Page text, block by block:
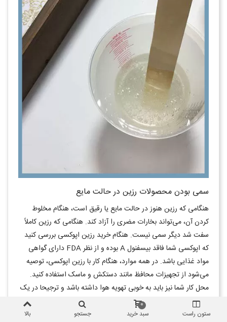
سمی بودن محصولات رزین در حالت مایع
هنگامی که رزین هنوز در حالت مایع یا رقیق است، هنگام مخلوط
کردن آن، می‌تواند بخارات مضری را آزاد کند. هنگامی که رزین کاملاً
سفت شد دیگر سمی نیست. هنگام خرید رزین اپوکسی بررسی کنید
که اپوکسی شما فاقد بیسفنول A بوده و از نظر FDA دارای گواهی
مواد غذایی باشد. در همه موارد، هنگام کار با رزین اپوکسی، توصیه
می‌شود از تجهیزات محافظ مانند دستکش و ماسک استفاده کنید.
محل کار شما نیز باید به خوبی تهویه هوا داشته باشد و ترجیحا در یک
اتاق جداگانه باشد.
ستون راست سبد خرید
0
جستجو بالا